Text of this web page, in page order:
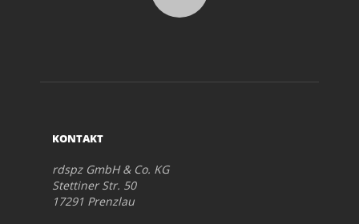
KONTAKT
rdspz GmbH & Co. KG
Stettiner Str. 50
17291 Prenzlau